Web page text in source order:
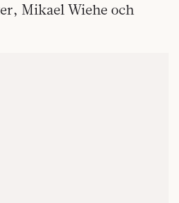
Mikael Wiehe och